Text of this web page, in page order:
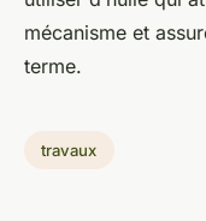
mécanisme et
terme.
travaux